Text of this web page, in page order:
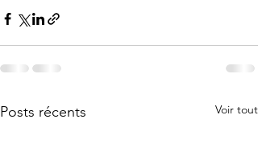
Posts récents Voir tout